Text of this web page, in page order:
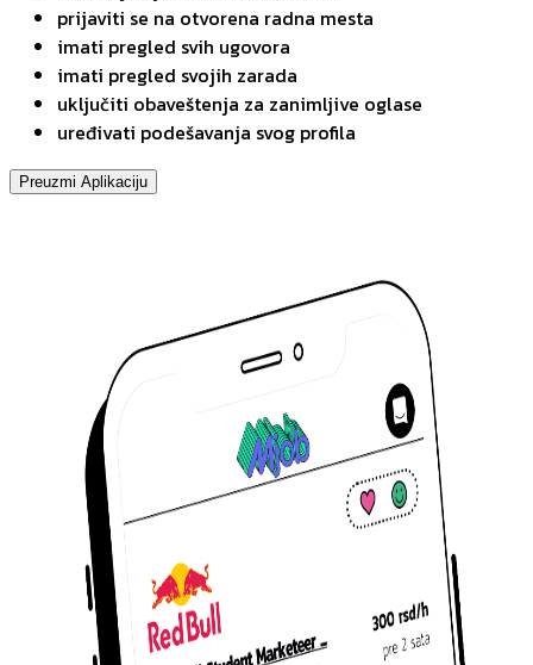
prijaviti se na otvorena radna mesta
imati pregled svih ugovora
imati pregled svojih zarada
uključiti obaveštenja za zanimljive oglase
uređivati podešavanja svog profila
Preuzmi Aplikaciju